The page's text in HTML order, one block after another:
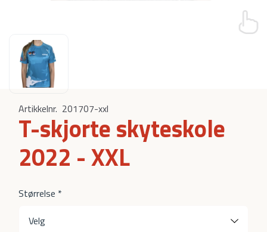
Artikkelnr. 201707-xxl
T-skjorte skyteskole
2022 - XXL
Størrelse